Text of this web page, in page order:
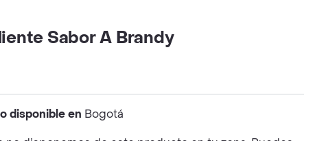
Sabor A Brandy
disponible en Bogotá